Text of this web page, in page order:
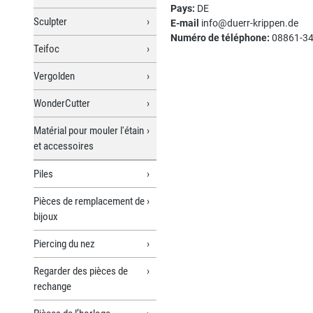
Sculpter
Teifoc
Vergolden
WonderCutter
Matérial pour mouler l'étain
et accessoires
Piles
Pièces de remplacement de
bijoux
Piercing du nez
Regarder des pièces de
rechange
Pays: DE
E-mail info@duerr-krippen.de
Numéro de téléphone: 08861-